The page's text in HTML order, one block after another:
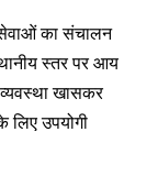
का संचालन
स्तर पर आय
खासकर
लिए उपयोगी